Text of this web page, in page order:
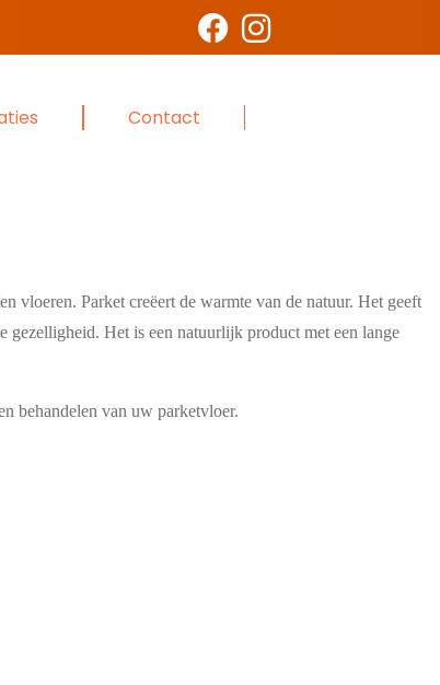
Contact
vloeren. Parket creëert de warmte van de natuur. Het geeft
gezelligheid. Het is een natuurlijk product met een lange
behandelen van uw parketvloer.